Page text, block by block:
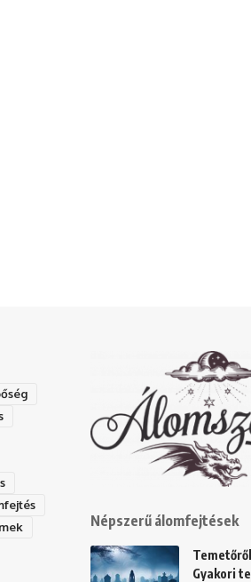
Népszerű álomfejtések
Gyakori